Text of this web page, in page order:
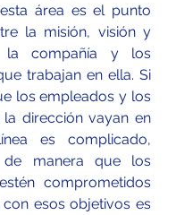
área es el punto
la misión, visión y
la compañía y los
trabajan en ella. Si
los empleados y los
dirección vayan en
es complicado,
de manera que los
comprometidos
esos objetivos es